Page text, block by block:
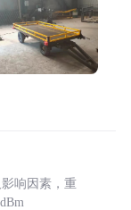
响因素，重